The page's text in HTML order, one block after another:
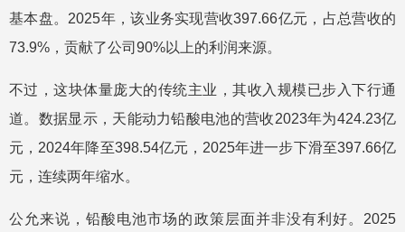
基本盘。2025年，该业务实现营收397.66亿元，占总营收的
73.9%，贡献了公司90%以上的利润来源。
不过，这块体量庞大的传统主业，其收入规模已步入下行通
道。数据显示，天能动力铅酸电池的营收2023年为424.23亿
元，2024年降至398.54亿元，2025年进一步下滑至397.66亿
元，连续两年缩水。
公允来说，铅酸电池市场的政策层面并非没有利好。2025